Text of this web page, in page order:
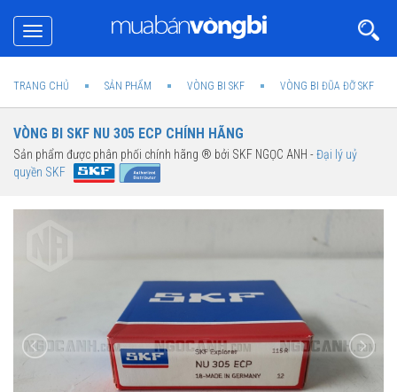
Toggle
navigation
TRANG CHỦ SẢN PHẨM VÒNG BI SKF VÒNG BI ĐŨA ĐỠ SKF
VÒNG BI SKF NU 305 ECP CHÍNH HÃNG
Sản phẩm được phân phối chính hãng ® bởi SKF NGỌC ANH -Đại lý uỷ
quyền SKF